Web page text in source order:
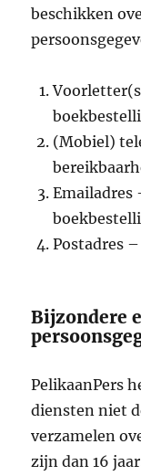
beschikken
(Mobiel)
Emailadres
Postadres
Bijzondere
PelikaanPers
diensten niet
verzamelen
zijn dan 16